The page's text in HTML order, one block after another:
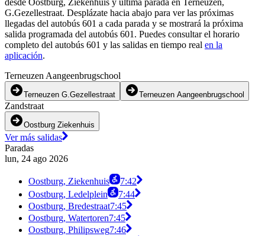
desde Oostburg, Ziekenhuis y última parada en Terneuzen,
G.Gezellestraat. Desplázate hacia abajo para ver las próximas
llegadas del autobús 601 a cada parada y se mostrará la próxima
salida programada del autobús 601. Puedes consultar el horario
completo del autobús 601 y las salidas en tiempo real en la
aplicación.
Terneuzen Aangeenbrugschool
Terneuzen G.Gezellestraat Terneuzen Aangeenbrugschool
Zandstraat
Oostburg Ziekenhuis
Ver más salidas
Paradas
lun, 24 ago 2026
Oostburg, Ziekenhuis
7:42
Oostburg, Ledelplein
7:44
Oostburg, Bredestraat7:45
Oostburg, Watertoren7:45
Oostburg, Philipsweg7:46